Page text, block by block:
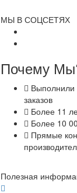
МЫ В СОЦСЕТЯХ
Почему
заказов
Более 11
Более 10
Прямые
Полезная